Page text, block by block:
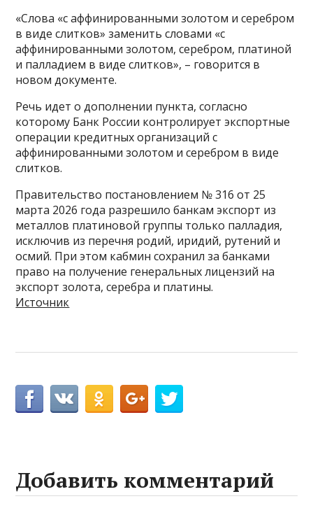
«Слова «с аффинированными золотом и серебром
в виде слитков» заменить словами «с
аффинированными золотом, серебром, платиной
и палладием в виде слитков», – говорится в
новом документе.
Речь идет о дополнении пункта, согласно
которому Банк России контролирует экспортные
операции кредитных организаций с
аффинированными золотом и серебром в виде
слитков.
Правительство постановлением № 316 от 25
марта 2026 года разрешило банкам экспорт из
металлов платиновой группы только палладия,
исключив из перечня родий, иридий, рутений и
осмий. При этом кабмин сохранил за банками
право на получение генеральных лицензий на
экспорт золота, серебра и платины.
Источник
Добавить комментарий